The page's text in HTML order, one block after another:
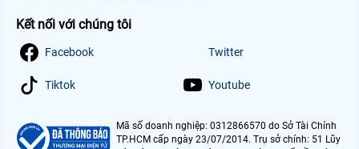
Kết nối với chúng tôi
Facebook Twitter
Tiktok Youtube
Mã số doanh nghiệp: 0312866570 do Sở Tài Chính
TP.HCM cấp ngày 23/07/2014. Trụ sở chính: 51 Lũy